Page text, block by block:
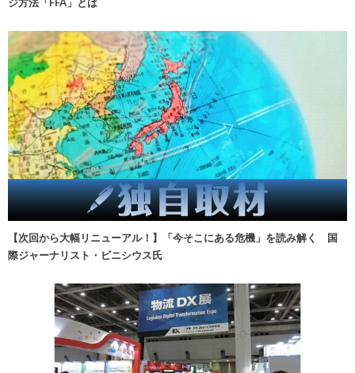
【次回から大幅リニューアル！】「今そこにある危機」を読み解く 国
際ジャーナリスト・ビニシウス氏